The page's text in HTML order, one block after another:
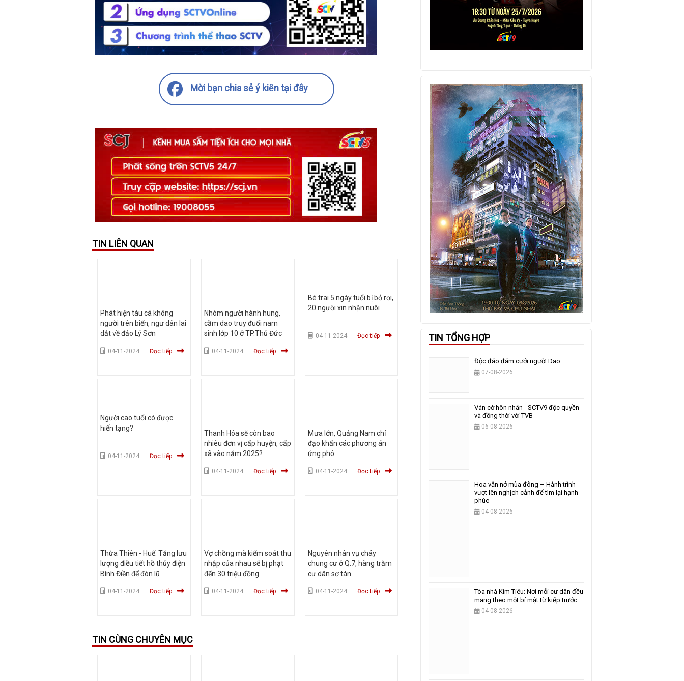
Mời bạn chia sẻ ý kiến tại đây
TIN LIÊN QUAN
Phát hiện tàu cá không
người trên biển, ngư dân lai
dắt về đảo Lý Sơn
04-11-2024 Đọc tiếp
Nhóm người hành hung,
cầm dao truy đuổi nam
sinh lớp 10 ở TP.Thủ Đức
04-11-2024 Đọc tiếp
Bé trai 5 ngày tuổi bị bỏ rơi,
20 người xin nhận nuôi
04-11-2024 Đọc tiếp
Người cao tuổi có được
hiến tạng?
04-11-2024 Đọc tiếp
Thanh Hóa sẽ còn bao
nhiêu đơn vị cấp huyện, cấp
xã vào năm 2025?
04-11-2024 Đọc tiếp
Mưa lớn, Quảng Nam chỉ
đạo khẩn các phương án
ứng phó
04-11-2024 Đọc tiếp
Thừa Thiên - Huế: Tăng lưu
lượng điều tiết hồ thủy điện
Bình Điền để đón lũ
04-11-2024 Đọc tiếp
Vợ chồng mà kiểm soát thu
nhập của nhau sẽ bị phạt
đến 30 triệu đồng
04-11-2024 Đọc tiếp
Nguyên nhân vụ cháy
chung cư ở Q.7, hàng trăm
cư dân sơ tán
04-11-2024 Đọc tiếp
TIN CÙNG CHUYÊN MỤC
TIN TỔNG HỢP
Độc đáo đám cưới người Dao
07-08-2026
Ván cờ hôn nhân - SCTV9 độc quyền
và đồng thời với TVB
06-08-2026
Hoa vẫn nở mùa đông – Hành trình
vượt lên nghịch cảnh để tìm lại hạnh
phúc
04-08-2026
Tòa nhà Kim Tiêu: Nơi mỗi cư dân đều
mang theo một bí mật từ kiếp trước
04-08-2026